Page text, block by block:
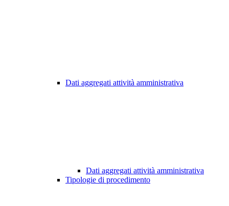
Dati aggregati attività amministrativa
Dati aggregati attività amministrativa
Tipologie di procedimento